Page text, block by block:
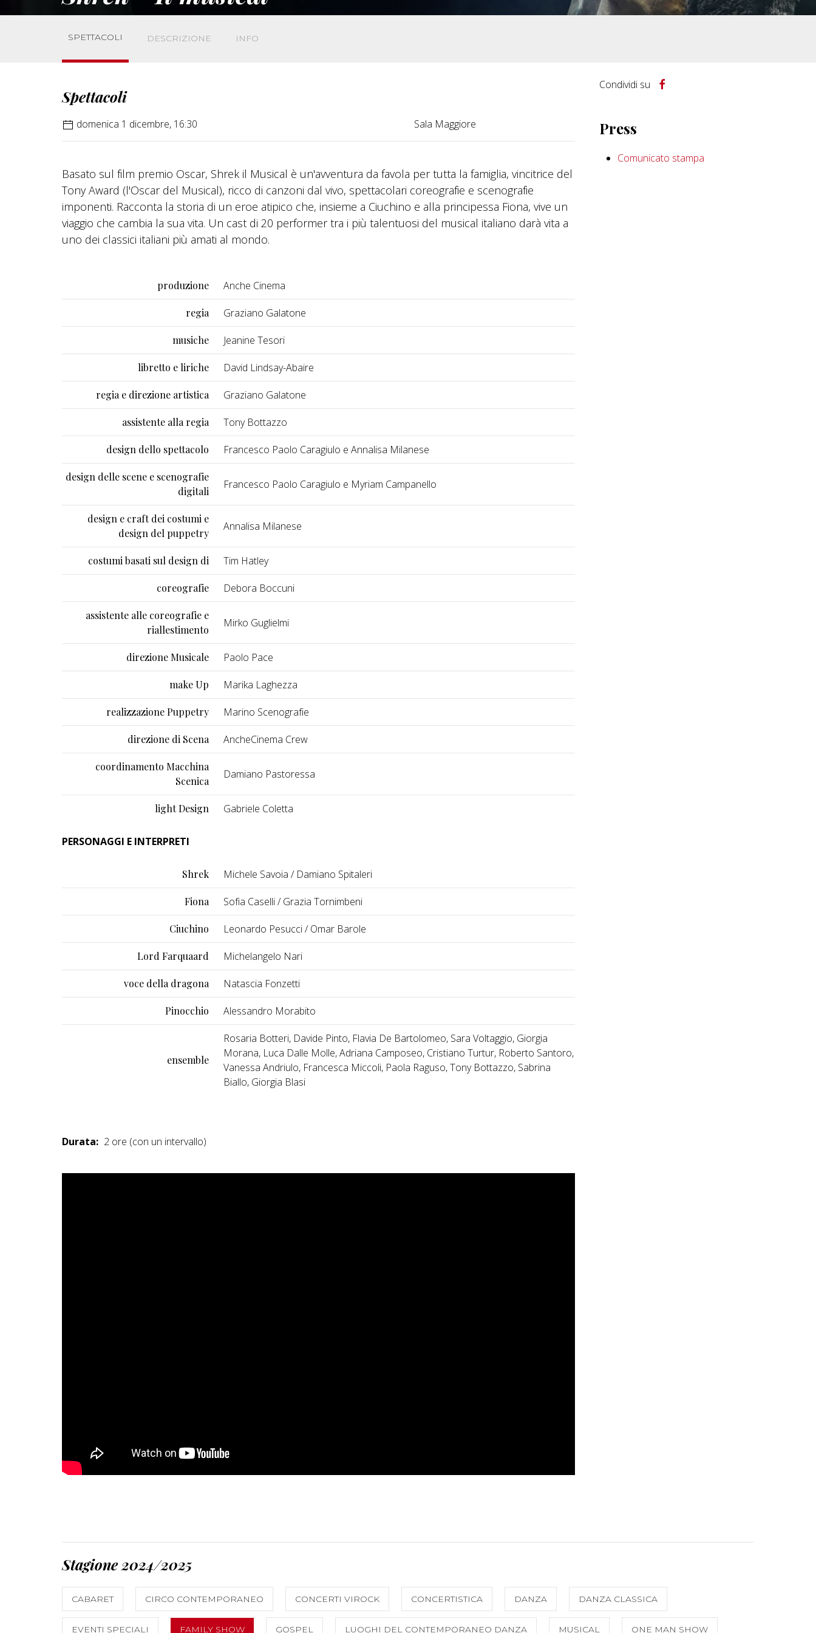
SPETTACOLI DESCRIZIONE INFO
Spettacoli
domenica 1 dicembre, 16:30 Sala Maggiore
Basato sul film premio Oscar, Shrek il Musical è un'avventura da favola per tutta la famiglia, vincitrice del
Tony Award (l'Oscar del Musical), ricco di canzoni dal vivo, spettacolari coreografie e scenografie
imponenti. Racconta la storia di un eroe atipico che, insieme a Ciuchino e alla principessa Fiona, vive un
viaggio che cambia la sua vita. Un cast di 20 performer tra i più talentuosi del musical italiano darà vita a
uno dei classici italiani più amati al mondo.
produzione Anche Cinema
regia Graziano Galatone
musiche Jeanine Tesori
libretto e liriche David Lindsay-Abaire
regia e direzione artistica Graziano Galatone
assistente alla regia Tony Bottazzo
design dello spettacolo Francesco Paolo Caragiulo e Annalisa Milanese
design delle scene e scenografie
digitali
Francesco Paolo Caragiulo e Myriam Campanello
design e craft dei costumi e
design del puppetry
Annalisa Milanese
costumi basati sul design di Tim Hatley
coreografie Debora Boccuni
assistente alle coreografie e
riallestimento
Mirko Guglielmi
direzione Musicale Paolo Pace
make Up Marika Laghezza
realizzazione Puppetry Marino Scenografie
direzione di Scena AncheCinema Crew
coordinamento Macchina
Scenica
Damiano Pastoressa
light Design Gabriele Coletta
PERSONAGGI E INTERPRETI
Shrek Michele Savoia / Damiano Spitaleri
Fiona Sofia Caselli / Grazia Tornimbeni
Ciuchino Leonardo Pesucci / Omar Barole
Lord Farquaard Michelangelo Nari
voce della dragona Natascia Fonzetti
Pinocchio Alessandro Morabito
ensemble
Rosaria Botteri, Davide Pinto, Flavia De Bartolomeo, Sara Voltaggio, Giorgia
Morana, Luca Dalle Molle, Adriana Camposeo, Cristiano Turtur, Roberto Santoro,
Vanessa Andriulo, Francesca Miccoli, Paola Raguso, Tony Bottazzo, Sabrina
Biallo, Giorgia Blasi
Durata: 2 ore (con un intervallo)
Condividi su
Press
Comunicato stampa
Stagione 2024/2025
CABARET CIRCO CONTEMPORANEO CONCERTI VIROCK CONCERTISTICA DANZA DANZA CLASSICA
EVENTI SPECIALI FAMILY SHOW GOSPEL LUOGHI DEL CONTEMPORANEO DANZA MUSICAL ONE MAN SHOW